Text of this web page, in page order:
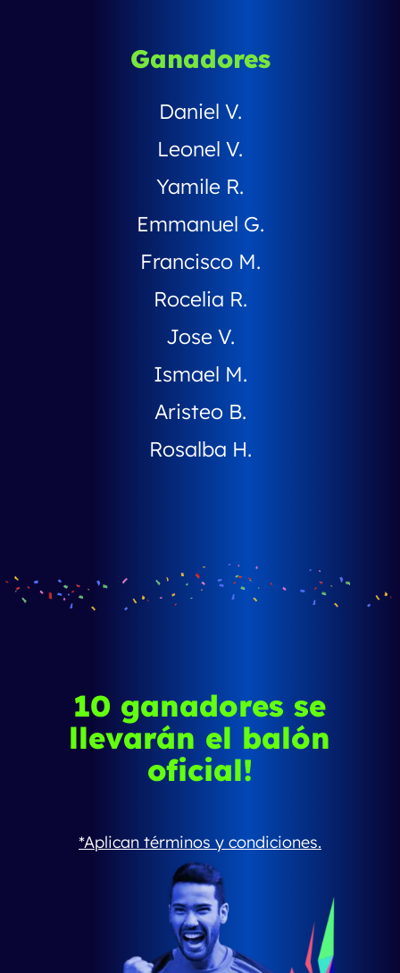
Ganadores
Daniel V.
Leonel V.
Yamile R.
Emmanuel G.
Francisco M.
Rocelia R.
Jose V.
Ismael M.
Aristeo B.
Rosalba H.
10 ganadores se
llevarán el balón
oficial!
*Aplican términos y condiciones.